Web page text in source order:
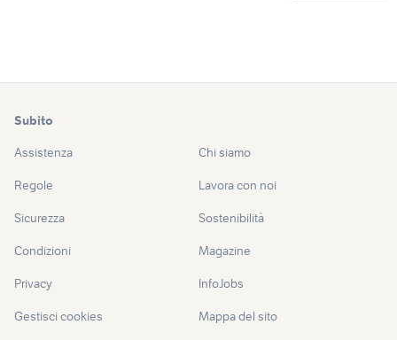
Subito
Assistenza
Regole
Sicurezza
Condizioni
Privacy
Gestisci cookies
Chi siamo
Lavora con noi
Sostenibilità
Magazine
InfoJobs
Mappa del sito